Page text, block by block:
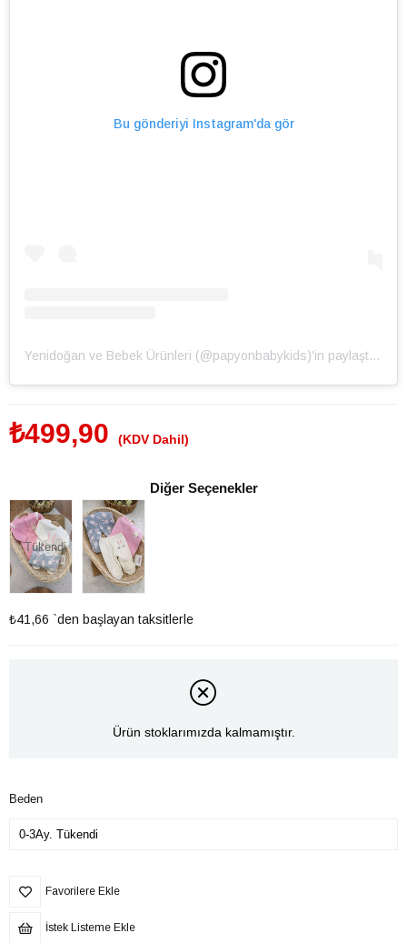
Bu gönderiyi Instagram'da gör
Yenidoğan ve Bebek Ürünleri (@papyonbabykids)'in paylaştığı bir gönderi
₺499,90 (KDV Dahil)
Diğer Seçenekler
Tükendi
₺41,66 `den başlayan taksitlerle
Ürün stoklarımızda kalmamıştır.
Beden
Favorilere Ekle
İstek Listeme Ekle